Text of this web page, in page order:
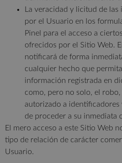
La veracidad y licitud de
por el Usuario en los
Pinel para el acceso a
ofrecidos por el Sitio Web.
notificará de forma
cualquier hecho que
información registrada en
como, pero no solo, el
autorizado a
de proceder a su inmediata
El mero acceso a este Sitio Web
tipo de relación de carácter
Usuario.